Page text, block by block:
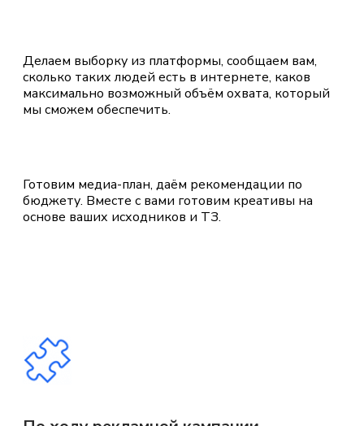
Делаем выборку из платформы, сообщаем вам,
сколько таких людей есть в интернете, каков
максимально возможный объём охвата, который
мы сможем обеспечить.
Готовим медиа-план, даём рекомендации по
бюджету. Вместе с вами готовим креативы на
основе ваших исходников и ТЗ.